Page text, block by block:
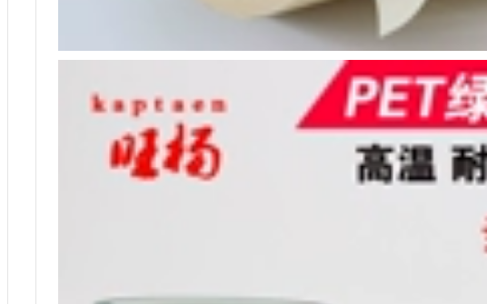
dán tường không
phòng quảng cáo
gạch chống thấm
không để lại vết bán
buôn băng keo hai
mặt băng keo 3m
dán nền
bề mặt tường cố
Băng keo đen 3M
keo dán hai mặt
EVA cửa và cửa sổ
chống va đập, niêm
phong ống sưởi
điều hòa không khí
Dải dán cách nhiệt
chống ẩm cách nhiệt
chịu mài mòn Miếng
bọt biển dính mạnh
một mặt dài 1 mét *
rộng 1 mét có thể
tùy ý cắt Trong tài